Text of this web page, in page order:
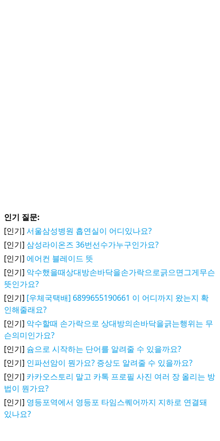
인기 질문:
[인기] 서울삼성병원 흡연실이 어디있나요?
[인기] 삼성라이온즈 36번선수가누구인가요?
[인기] 에어컨 블레이드 뜻
[인기] 악수했을때상대방손바닥을손가락으로긁으면그게무슨
뜻인가요?
[인기] [우체국택배] 6899655190661 이 어디까지 왔는지 확
인해줄래요?
[인기] 악수할때 손가락으로 상대방의손바닥을긁는행위는 무
슨의미인가요?
[인기] 슘으로 시작하는 단어를 알려줄 수 있을까요?
[인기] 인파선암이 뭔가요? 증상도 알려줄 수 있을까요?
[인기] 카카오스토리 말고 카톡 프로필 사진 여러 장 올리는 방
법이 뭔가요?
[인기] 영등포역에서 영등포 타임스퀘어까지 지하로 연결돼
있나요?